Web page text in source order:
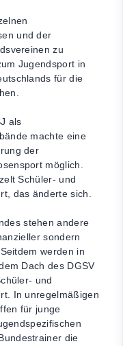
und der
zu
Jugendsport in
für die
als
machte eine
der
möglich.
Schüler- und
das änderte sich.
stehen andere
sondern
werden in
Dach des DGSV
und
In unregelmäßigen
für junge
die